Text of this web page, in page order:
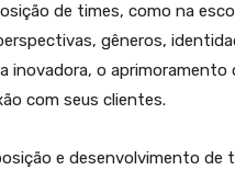
de times, como na
gêneros,
inovadora, o
com seus clientes.
e desenvolvimento de